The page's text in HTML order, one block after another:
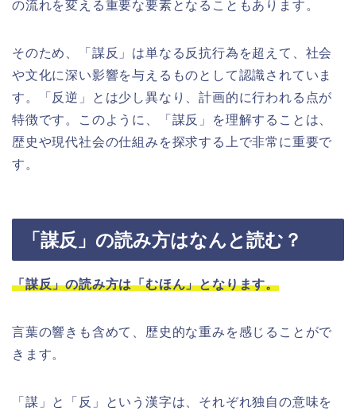
の流れを変える重要な要素となることもあります。
そのため、「謀反」は単なる反抗行為を超えて、社会
や文化に深い影響を与えるものとして認識されていま
す。「反逆」とは少し異なり、計画的に行われる点が
特徴です。このように、「謀反」を理解することは、
歴史や現代社会の仕組みを探求する上で非常に重要で
す。
「謀反」の読み方はなんと読む？
「謀反」の読み方は「むほん」となります。
言葉の響きも含めて、歴史的な重みを感じることがで
きます。
「謀」と「反」という漢字は、それぞれ独自の意味を